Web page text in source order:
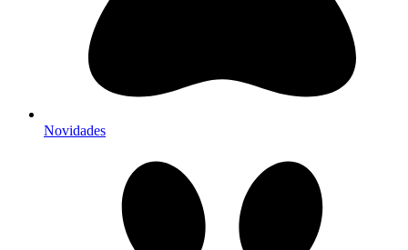
Novidades